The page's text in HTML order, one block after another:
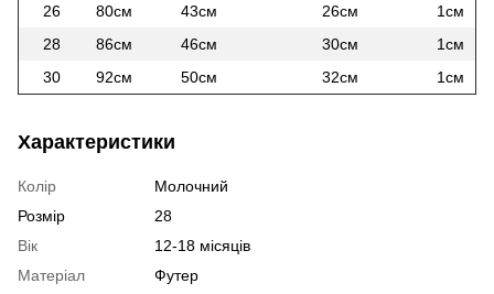
26
80см 43см 26см
1см
28
86см 46см 30см
1см
30
92см 50см 32см 1см
Характеристики
Колір
Молочний
Розмір
28
Вік
12-18 місяців
Матеріал
Футер